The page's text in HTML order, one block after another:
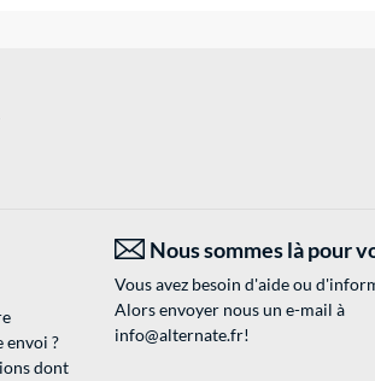
envoi ?
dont
Nous sommes là pour
Vous avez besoin d'aide ou
Alors envoyer nous un e-mail à
info@alternate.fr!